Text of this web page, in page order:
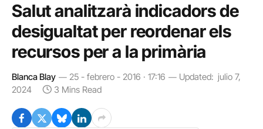
Salut analitzarà indicadors de
desigualtat per reordenar els
recursos per a la primària
Blanca Blay 25 - febrero - 2016 · 17:16 Updated: julio 7,
2024
3 Mins Read